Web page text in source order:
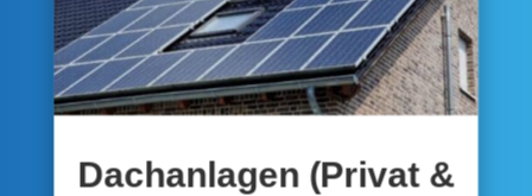
Dachanlagen (Privat &